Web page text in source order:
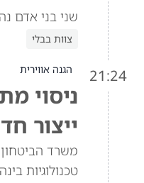
שני בני אדם נהרגו ו-13 נוספים נפצעו בפיצוץ מטען שהיה מוסתר ברכב בג'רמאנא,
צוות בבלי
21:24 הגנה אווירית
ניסוי
ייצור
משרד
טכנולוגיות